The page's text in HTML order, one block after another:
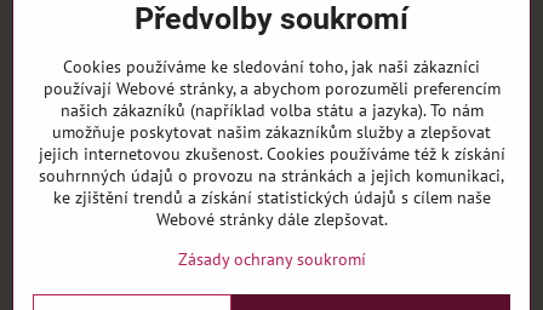
Zasíláme i na SlovenskoPředvolby soukromí
Cookies používáme ke sledování toho, jak naši zákazníci
používají Webové stránky, a abychom porozuměli preferencím
našich zákazníků (například volba státu a jazyka). To nám
umožňuje poskytovat našim zákazníkům služby a zlepšovat
jejich internetovou zkušenost. Cookies používáme též k získání
souhrnných údajů o provozu na stránkách a jejich komunikaci,
ke zjištění trendů a získání statistických údajů s cílem naše
Webové stránky dále zlepšovat.
Zásady ochrany soukromí